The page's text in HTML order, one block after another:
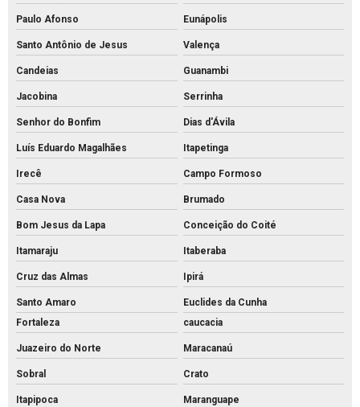
Paulo Afonso Eunápolis
Santo Antônio de Jesus Valença
Candeias Guanambi
Jacobina Serrinha
Senhor do Bonfim Dias d'Ávila
Luís Eduardo Magalhães Itapetinga
Irecê Campo Formoso
Casa Nova Brumado
Bom Jesus da Lapa Conceição do Coité
Itamaraju Itaberaba
Cruz das Almas Ipirá
Santo Amaro
Euclides da Cunha
Fortaleza
caucacia
Juazeiro do Norte Maracanaú
Sobral Crato
Itapipoca Maranguape